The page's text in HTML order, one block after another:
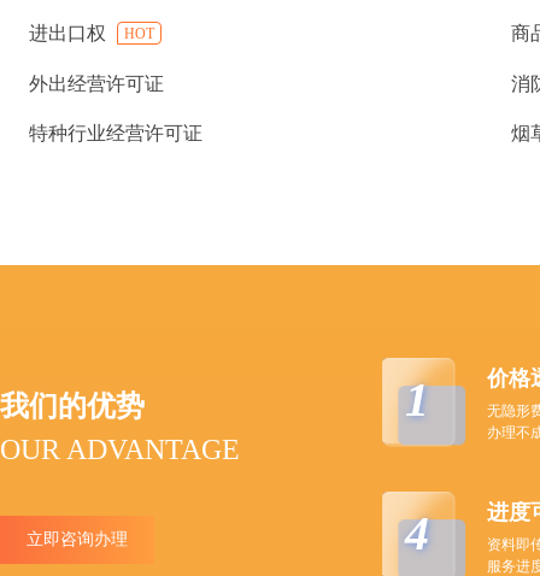
进出口权 HOT 商
外出经营许可证 消
特种行业经营许可证 烟
我们的优势
OUR ADVANTAGE
立即咨询办理
1 价格
无隐形
办理不
4 进度
资料即
服务进